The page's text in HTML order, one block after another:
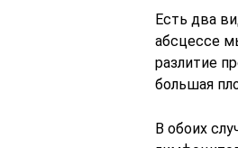
Есть два
абсцессе
разлитие
большая
В обоих